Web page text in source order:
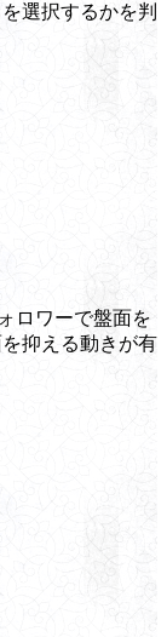
選択するかを判
ロワーで盤面を
抑える動きが有